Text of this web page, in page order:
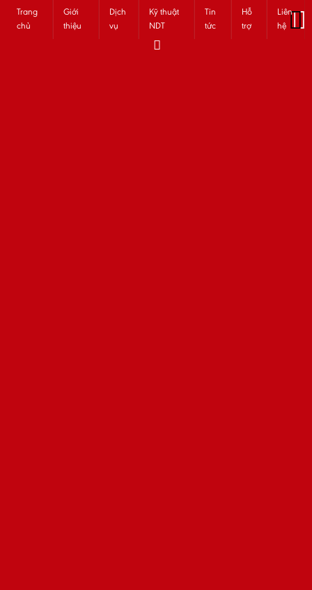
Trang
chủ
Giới
thiệu
Dịch
vụ
Kỹ thuật
NDT
Tin
tức
Hỗ
trợ
Liên
hệ